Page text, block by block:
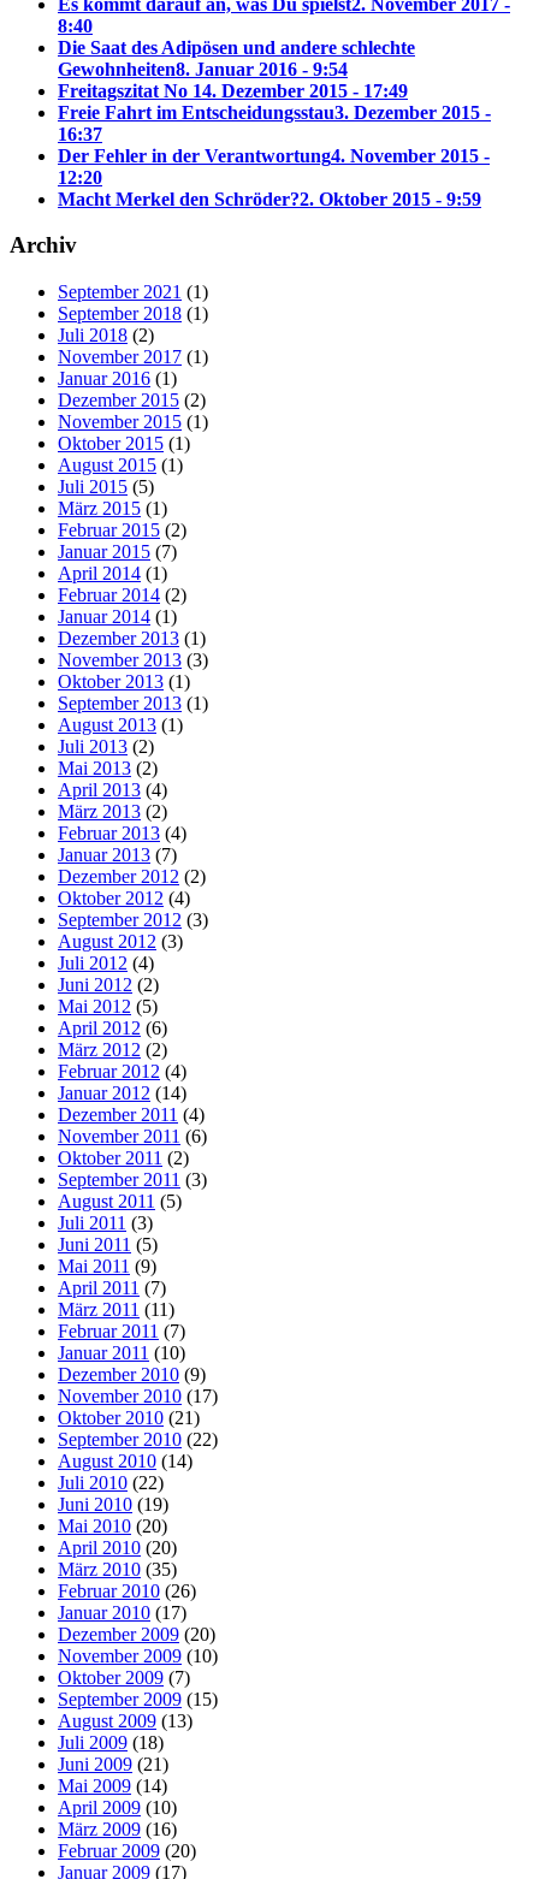
8:40
Die Saat des Adipösen und andere schlechte
Gewohnheiten8. Januar 2016 - 9:54
Freitagszitat No 14. Dezember 2015 - 17:49
Freie Fahrt im Entscheidungsstau3. Dezember 2015 -
16:37
Der Fehler in der Verantwortung4. November 2015 -
12:20
Macht Merkel den Schröder?2. Oktober 2015 - 9:59
Archiv
September 2021 (1)
September 2018 (1)
Juli 2018 (2)
November 2017 (1)
Januar 2016 (1)
Dezember 2015 (2)
November 2015 (1)
Oktober 2015 (1)
August 2015 (1)
Juli 2015 (5)
März 2015 (1)
Februar 2015 (2)
Januar 2015 (7)
April 2014 (1)
Februar 2014 (2)
Januar 2014 (1)
Dezember 2013 (1)
November 2013 (3)
Oktober 2013 (1)
September 2013 (1)
August 2013 (1)
Juli 2013 (2)
Mai 2013 (2)
April 2013 (4)
März 2013 (2)
Februar 2013 (4)
Januar 2013 (7)
Dezember 2012 (2)
Oktober 2012 (4)
September 2012 (3)
August 2012 (3)
Juli 2012 (4)
Juni 2012 (2)
Mai 2012 (5)
April 2012 (6)
März 2012 (2)
Februar 2012 (4)
Januar 2012 (14)
Dezember 2011 (4)
November 2011 (6)
Oktober 2011 (2)
September 2011 (3)
August 2011 (5)
Juli 2011 (3)
Juni 2011 (5)
Mai 2011 (9)
April 2011 (7)
März 2011 (11)
Februar 2011 (7)
Januar 2011 (10)
Dezember 2010 (9)
November 2010 (17)
Oktober 2010 (21)
September 2010 (22)
August 2010 (14)
Juli 2010 (22)
Juni 2010 (19)
Mai 2010 (20)
April 2010 (20)
März 2010 (35)
Februar 2010 (26)
Januar 2010 (17)
Dezember 2009 (20)
November 2009 (10)
Oktober 2009 (7)
September 2009 (15)
August 2009 (13)
Juli 2009 (18)
Juni 2009 (21)
Mai 2009 (14)
April 2009 (10)
März 2009 (16)
Februar 2009 (20)
Januar 2009 (17)